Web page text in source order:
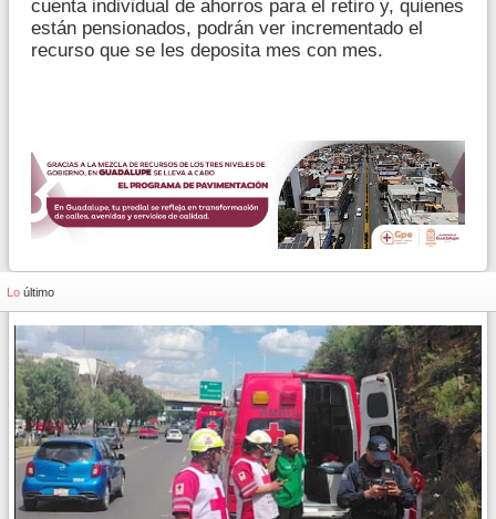
cuenta individual de ahorros para el retiro y, quienes
están pensionados, podrán ver incrementado el
recurso que se les deposita mes con mes.
Lo último